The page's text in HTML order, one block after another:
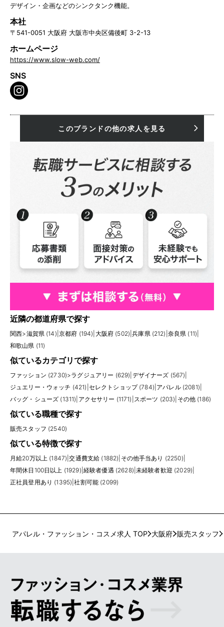
デザイン・企画などのシンクタンク機能。
本社
〒541-0051 大阪府 大阪市中央区備後町 3-2-13
ホームページ
https://www.slow-web.com/
SNS
このブランドの他の求人を見る
近隣の都道府県で探す
関西>滋賀県 (14) 京都府 (194) 大阪府 (502) |兵庫県 (212) 奈良県 (11)
和歌山県 (11)
似ているカテゴリで探す
ファッション (2730)>ラグジュアリー (629) デザイナーズ (567)
ジュエリー・ウォッチ (421) セレクトショップ (784) アパレル (2081)
バッグ・シューズ (1311) アクセサリー (1171) スポーツ (203) その他 (186)
似ている職種で探す
販売スタッフ (2540)
似ている特徴で探す
月給20万以上 (1847) |交通費支給 (1882) その他手当あり (2250)
年間休日100日以上 (1929) 経験者優遇 (2628) 未経験者歓迎 (2029)
正社員登用あり (1395) |社割可能 (2099)
アパレル・ファッション・コスメ求人 TOP 大阪府 販売スタッフ